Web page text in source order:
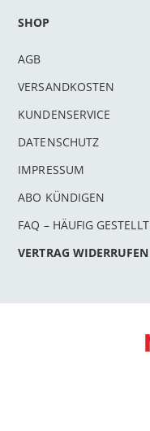
SHOP
AGB
VERSANDKOSTEN
KUNDENSERVICE
DATENSCHUTZ
IMPRESSUM
ABO KÜNDIGEN
FAQ – HÄUFIG
VERTRAG WIDERRUFEN